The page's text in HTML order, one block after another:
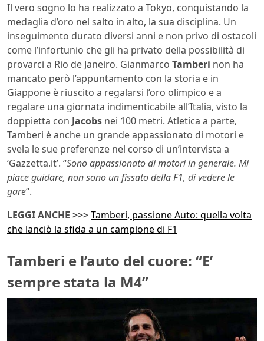
Il vero sogno lo ha realizzato a Tokyo, conquistando la
medaglia d’oro nel salto in alto, la sua disciplina. Un
inseguimento durato diversi anni e non privo di ostacoli
come l’infortunio che gli ha privato della possibilità di
provarci a Rio de Janeiro. Gianmarco Tamberi non ha
mancato però l’appuntamento con la storia e in
Giappone è riuscito a regalarsi l’oro olimpico e a
regalare una giornata indimenticabile all’Italia, visto la
doppietta con Jacobs nei 100 metri. Atletica a parte,
Tamberi è anche un grande appassionato di motori e
svela le sue preferenze nel corso di un’intervista a
‘Gazzetta.it’. “Sono appassionato di motori in generale. Mi
piace guidare, non sono un fissato della F1, di vedere le
gare“.
LEGGI ANCHE >>>Tamberi, passione Auto: quella volta
che lanciò la sfida a un campione di F1
Tamberi e l’auto del cuore: “E’
sempre stata la M4”